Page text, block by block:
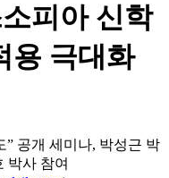
피아 신학
용 극대화
” 공개 세미나, 박성근 박
박사 참여